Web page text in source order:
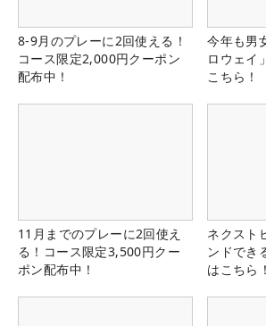
8-9月のプレーに2回使える！
コース限定2,000円クーポン
配布中！
今年も男
ロウェイ
こちら！
11月までのプレーに2回使え
る！コース限定3,500円クー
ポン配布中！
ネクスト
ンドでき
はこちら！